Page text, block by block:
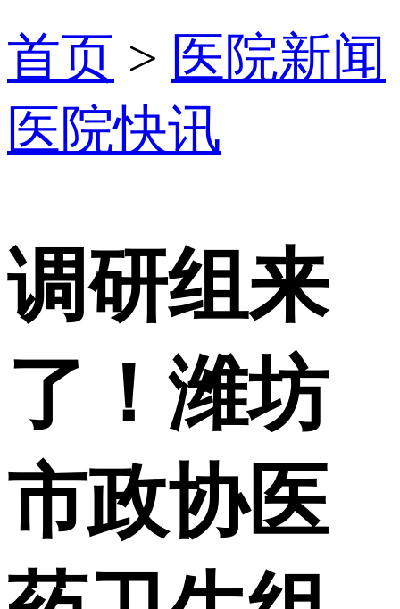
首页 > 医院新闻
医院快讯
调研组来
了！潍坊
市政协医